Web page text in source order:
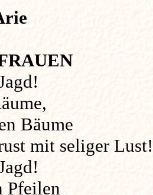
Bäume
mit seliger Lust!
Pfeilen